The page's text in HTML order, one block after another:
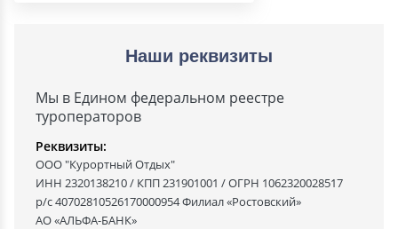
Наши реквизиты
Мы в Едином федеральном реестре
туроператоров
Реквизиты:
ООО "Курортный Отдых"
ИНН 2320138210 / КПП 231901001 / ОГРН 1062320028517
р/с 40702810526170000954 Филиал «Ростовский»
АО «АЛЬФА-БАНК»